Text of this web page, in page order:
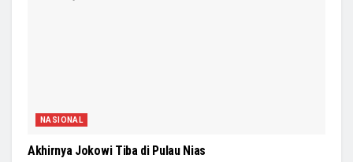
NASIONAL
Akhirnya Jokowi Tiba di Pulau Nias